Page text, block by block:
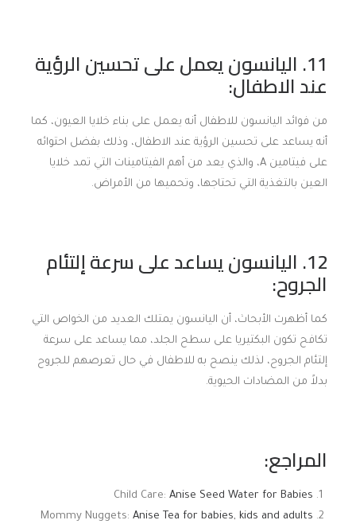
11. اليانسون يعمل على تحسين الرؤية
عند الاطفال:
من فوائد اليانسون للاطفال أنه يعمل على بناء خلايا العيون، كما
أنه يساعد على تحسين الرؤية عند الاطفال، وذلك بفضل احتوائه
على فيتامين A، والذي يعد من أهم الفيتامينات التي تمد خلايا
العين بالتغذية التي تحتاجها، وتحميها من الأمراض.
12. اليانسون يساعد على سرعة إلتئام
الجروح:
كما أظهرت الأبحاث، أن اليانسون يمتلك العديد من الخواص التي
تكافح تكون البكتيريا على سطح الجلد، مما يساعد على سرعة
إلتئام الجروح، لذلك ينصح به للاطفال في حال تعرصهم للجروح
بدلاً من المضادات الحيوية.
المراجع:
Child Care: Anise Seed Water for Babies
Mommy Nuggets: Anise Tea for babies, kids and adults